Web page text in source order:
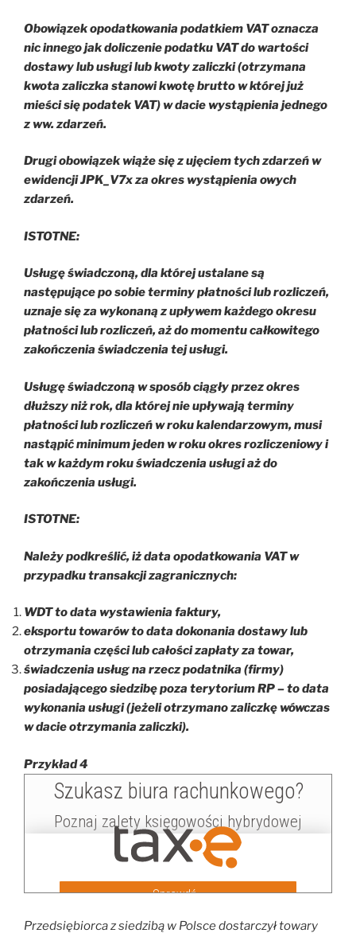
Obowiązek opodatkowania podatkiem VAT oznacza
nic innego jak doliczenie podatku VAT do wartości
dostawy lub usługi lub kwoty zaliczki (otrzymana
kwota zaliczka stanowi kwotę brutto w której już
mieści się podatek VAT) w dacie wystąpienia jednego
z ww. zdarzeń.
Drugi obowiązek wiąże się z ujęciem tych zdarzeń w
ewidencji JPK_V7x za okres wystąpienia owych
zdarzeń.
ISTOTNE:
Usługę świadczoną, dla której ustalane są
następujące po sobie terminy płatności lub rozliczeń,
uznaje się za wykonaną z upływem każdego okresu
płatności lub rozliczeń, aż do momentu całkowitego
zakończenia świadczenia tej usługi.
Usługę świadczoną w sposób ciągły przez okres
dłuższy niż rok, dla której nie upływają terminy
płatności lub rozliczeń w roku kalendarzowym, musi
nastąpić minimum jeden w roku okres rozliczeniowy i
tak w każdym roku świadczenia usługi aż do
zakończenia usługi.
ISTOTNE:
Należy podkreślić, iż data opodatkowania VAT w
przypadku transakcji zagranicznych:
WDT to data wystawienia faktury,
eksportu towarów to data dokonania dostawy lub
otrzymania części lub całości zapłaty za towar,
świadczenia usług na rzecz podatnika (firmy)
posiadającego siedzibę poza terytorium RP – to data
wykonania usługi (jeżeli otrzymano zaliczkę wówczas
w dacie otrzymania zaliczki).
Przykład 4
Przedsiębiorca z siedzibą w Polsce dostarczył towary